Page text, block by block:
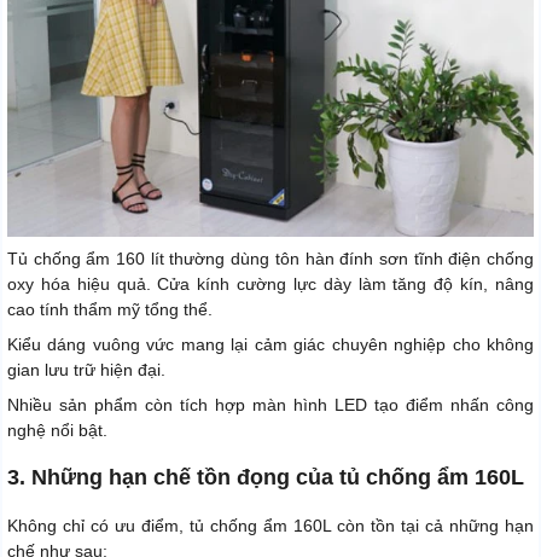
Tủ chống ẩm 160 lít thường dùng tôn hàn đính sơn tĩnh điện chống
oxy hóa hiệu quả. Cửa kính cường lực dày làm tăng độ kín, nâng
cao tính thẩm mỹ tổng thể.
Kiểu dáng vuông vức mang lại cảm giác chuyên nghiệp cho không
gian lưu trữ hiện đại.
Nhiều sản phẩm còn tích hợp màn hình LED tạo điểm nhấn công
nghệ nổi bật.
3. Những hạn chế tồn đọng của tủ chống ẩm 160L
Không chỉ có ưu điểm, tủ chống ẩm 160L còn tồn tại cả những hạn
chế như sau: